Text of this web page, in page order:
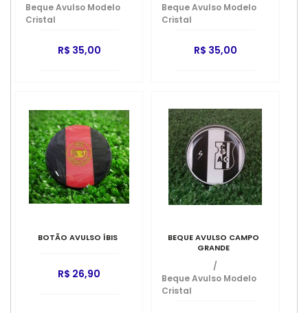
Beque Avulso Modelo
Cristal
R$ 35,00
Beque Avulso Modelo
Cristal
R$ 35,00
BOTÃO AVULSO ÍBIS
R$ 26,90
BEQUE AVULSO CAMPO
GRANDE
/
Beque Avulso Modelo
Cristal